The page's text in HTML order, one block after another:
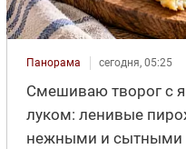
Панорама сегодня, 05:25
Смешиваю творог с
луком: ленивые
нежными и сытными